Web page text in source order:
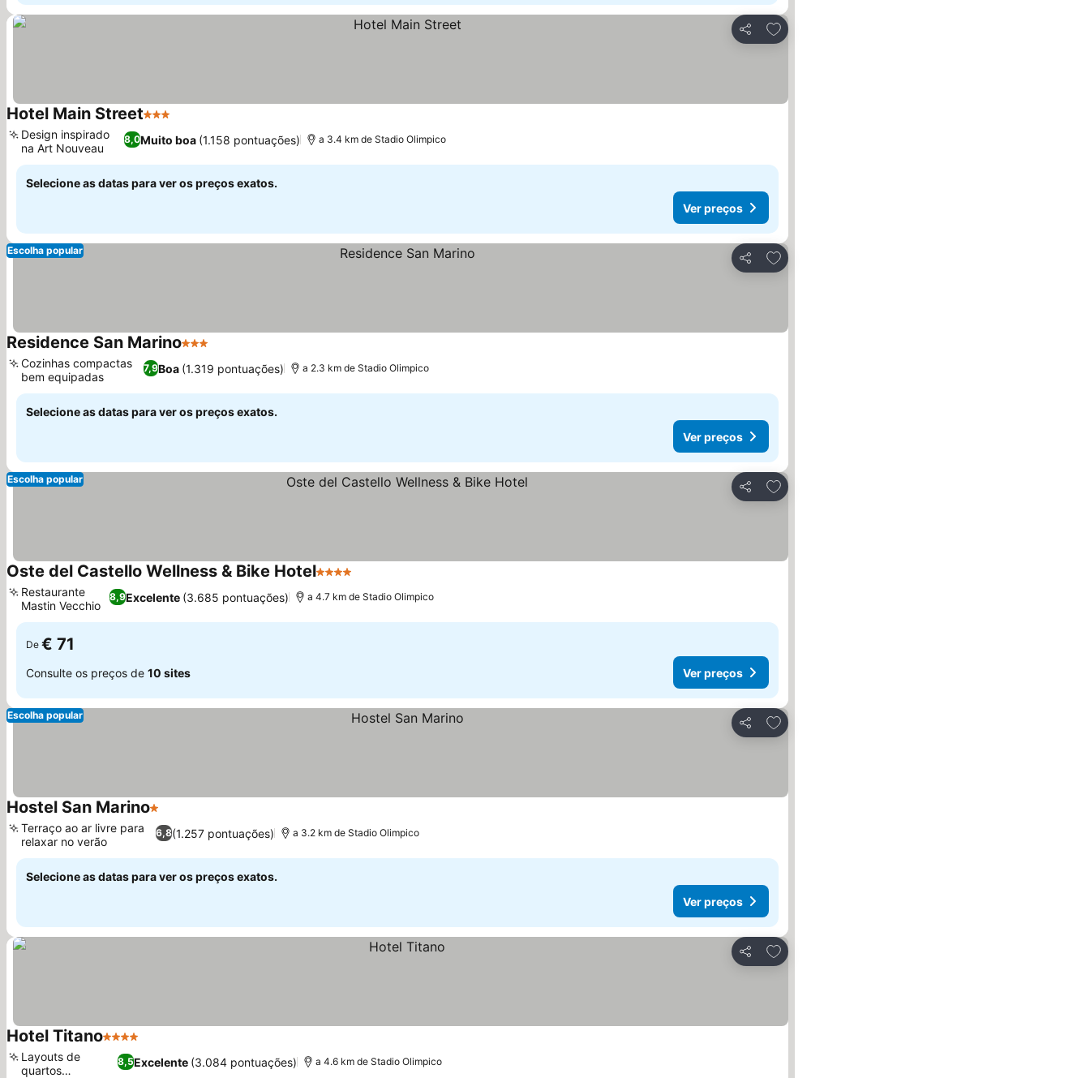
Partilhar
Adicionar aos favoritos
Hotel Main Street3 Estrelas
8,0Muito boa (1.158 pontuações)
Design inspirado
na Art Nouveau
a 3.4 km de Stadio Olimpico
Selecione as datas para ver os preços exatos.
Ver preços
Partilhar
Adicionar aos favoritos
Escolha popular
Residence San Marino3 Estrelas
7,9Boa (1.319 pontuações)
Cozinhas compactas
bem equipadas
a 2.3 km de Stadio Olimpico
Selecione as datas para ver os preços exatos.
Ver preços
Partilhar
Adicionar aos favoritos
Escolha popular
Oste del Castello Wellness & Bike Hotel4 Estrelas
8,9Excelente (3.685 pontuações)
Restaurante
Mastin Vecchio
a 4.7 km de Stadio Olimpico
De € 71
Consulte os preços de 10 sites Ver preços
Partilhar
Adicionar aos favoritos
Escolha popular
Hostel San Marino1 Estrelas
6,8(1.257 pontuações)
Terraço ao ar livre para
relaxar no verão
a 3.2 km de Stadio Olimpico
Selecione as datas para ver os preços exatos.
Ver preços
Partilhar
Adicionar aos favoritos
Hotel Titano4 Estrelas
8,5Excelente (3.084 pontuações)
Layouts de
quartos
a 4.6 km de Stadio Olimpico